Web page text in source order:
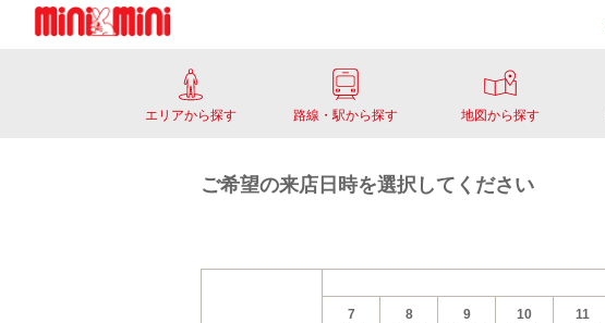
エリアから探す 路線・駅から探す 地図から探す
ご希望の来店日時を選択してください
7
8
9
10
11